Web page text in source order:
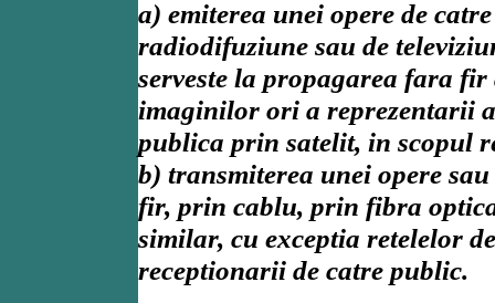
a) emiterea unei opere de
radiodifuziune sau de
serveste la propagarea fara
imaginilor ori a reprezentarii
publica prin satelit, in scopul
b) transmiterea unei opere
fir, prin cablu, prin fibra
similar, cu exceptia retelelor
receptionarii de catre public.